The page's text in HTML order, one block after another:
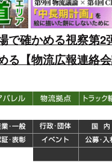
で確かめる視察第2
る【物流広報連絡